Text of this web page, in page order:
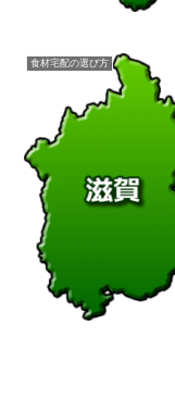
食材宅配の選び方